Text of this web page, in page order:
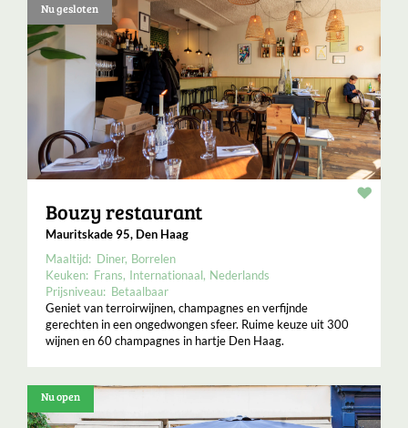
Nu gesloten
Bouzy restaurant
Mauritskade 95, Den Haag
Maaltijd: Diner Borrelen
Keuken: Frans Internationaal Nederlands
Prijsniveau: Betaalbaar
Geniet van terroirwijnen, champagnes en verfijnde
gerechten in een ongedwongen sfeer. Ruime keuze uit 300
wijnen en 60 champagnes in hartje Den Haag.
Nu open